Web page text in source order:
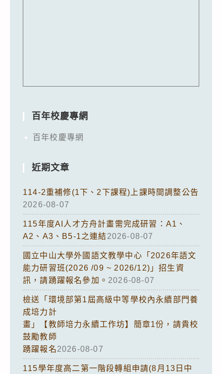
百年校慶專網
百年校慶專網
近期文章
114-2重補修(1下、2下課程)上課時間調整公告
2026-08-07
115年度AI人才方舟計畫需完成研習：A1、
A2、A3、B5-1之連結2026-08-07
國立中山大學外國語文教學中心「2026年語文
能力研習班(2026 /09 ~ 2026/12)」招生資
訊，請踴躍報名參加。 2026-08-07
檢送「環境部第1屆高級中等學校內永續部門養
成培力計
畫」【教師培力永續工作坊】簡章1份，請貴校
鼓勵教師
踴躍報名2026-08-07
115學年度高二第一階段轉組申請(8月13日中